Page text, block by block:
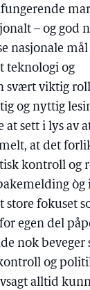
– og god
nasjonale
teknologi og
viktig
og nyttig
at sett i lys av
at det
kontroll og
òg
store fokuset
egen del
nok beveger
og
alltid